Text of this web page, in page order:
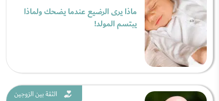
ماذا يرى الرضيع عندما يضحك ولماذا
يبتسم المولد!
الثقة بين الزوجين